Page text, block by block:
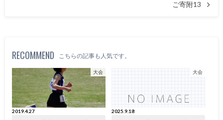
ご寄附13
RECOMMEND こちらの記事も人気です。
大会
2019.4.27
大会
2025.9.18